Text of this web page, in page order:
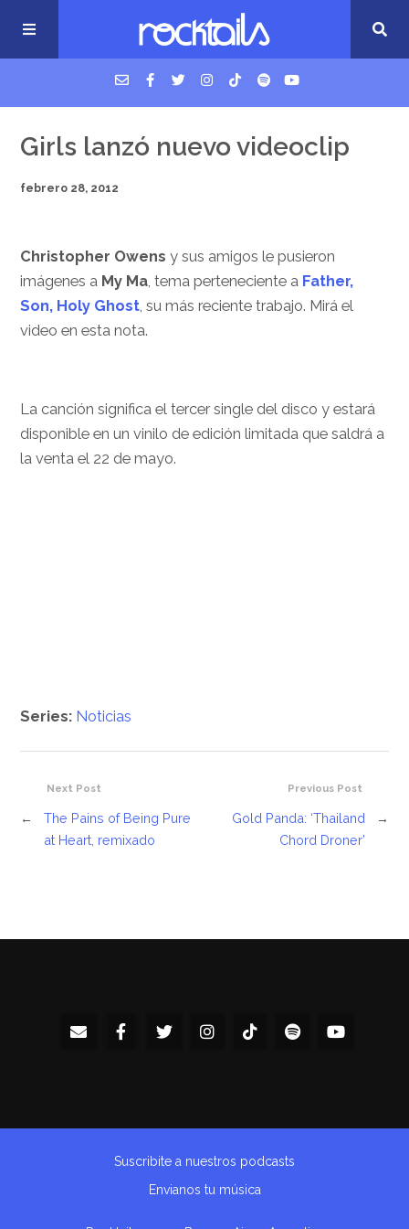
USM Podcast
Cigarrillos en la cama
Música nueva
Girls lanzó nuevo videoclip
febrero 28, 2012
Christopher Owens y sus amigos le pusieron
imágenes a My Ma, tema perteneciente a Father,
Son, Holy Ghost, su más reciente trabajo. Mirá el
video en esta nota.
La canción significa el tercer single del disco y estará
disponible en un vinilo de edición limitada que saldrá a
la venta el 22 de mayo.
Series: Noticias
Previous Post
Gold Panda: ‘Thailand
Chord Droner’
→
Next Post
←
The Pains of Being Pure
at Heart, remixado
Suscribite a nuestros podcasts
Envianos tu música